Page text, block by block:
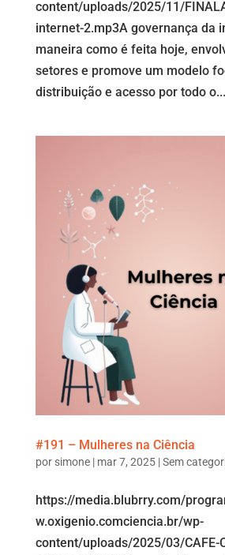
content/uploads/2025/11/
internet-2.mp3A governança da
maneira como é feita hoje,
setores e promove um modelo
distribuição e acesso por todo o...
#191 – Mulheres na Ciência
por simone| mar 7, 2025|Sem
https://media.blubrry.com/
w.oxigenio.comciencia.br/wp-
content/uploads/2025/03/CAFE-